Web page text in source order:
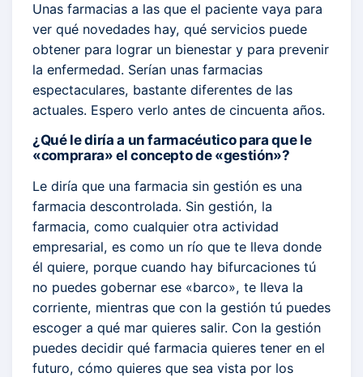
Unas farmacias a las que el paciente vaya para
ver qué novedades hay, qué servicios puede
obtener para lograr un bienestar y para prevenir
la enfermedad. Serían unas farmacias
espectaculares, bastante diferentes de las
actuales. Espero verlo antes de cincuenta años.
¿Qué le diría a un farmacéutico para que le
«comprara» el concepto de «gestión»?
Le diría que una farmacia sin gestión es una
farmacia descontrolada. Sin gestión, la
farmacia, como cualquier otra actividad
empresarial, es como un río que te lleva donde
él quiere, porque cuando hay bifurcaciones tú
no puedes gobernar ese «barco», te lleva la
corriente, mientras que con la gestión tú puedes
escoger a qué mar quieres salir. Con la gestión
puedes decidir qué farmacia quieres tener en el
futuro, cómo quieres que sea vista por los